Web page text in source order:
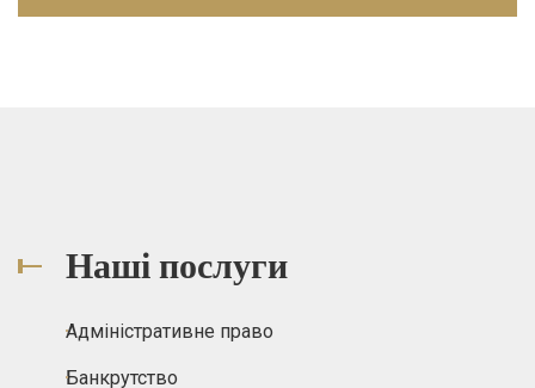
Наші послуги
Адміністративне право
Банкрутство